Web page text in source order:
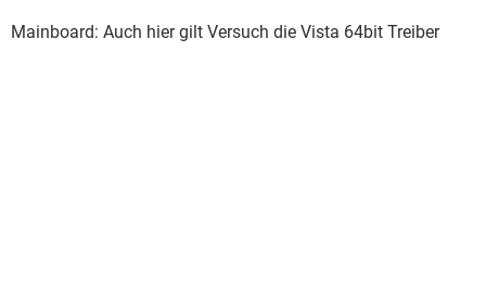
Mainboard: Auch hier gilt Versuch die Vista 64bit Treiber